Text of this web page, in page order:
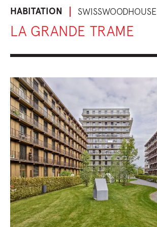
HABITATION SWISSWOODHOUSE
LA GRANDE TRAME